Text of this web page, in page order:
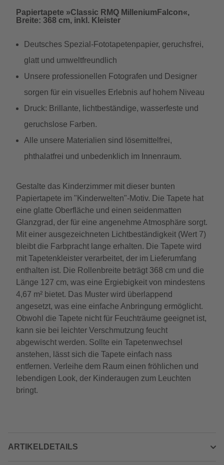
Papiertapete »Classic RMQ MilleniumFalcon«,
Breite: 368 cm, inkl. Kleister
Deutsches Spezial-Fototapetenpapier, geruchsfrei,
glatt und umweltfreundlich
Unsere professionellen Fotografen und Designer
sorgen für ein visuelles Erlebnis auf hohem Niveau
Druck: Brillante, lichtbeständige, wasserfeste und
geruchslose Farben.
Alle unsere Materialien sind lösemittelfrei,
phthalatfrei und unbedenklich im Innenraum.
Gestalte das Kinderzimmer mit dieser bunten
Papiertapete im "Kinderwelten"-Motiv. Die Tapete hat
eine glatte Oberfläche und einen seidenmatten
Glanzgrad, der für eine angenehme Atmosphäre sorgt.
Mit einer ausgezeichneten Lichtbeständigkeit (Wert 7)
bleibt die Farbpracht lange erhalten. Die Tapete wird
mit Tapetenkleister verarbeitet, der im Lieferumfang
enthalten ist. Die Rollenbreite beträgt 368 cm und die
Länge 127 cm, was eine Ergiebigkeit von mindestens
4,67 m² bietet. Das Muster wird überlappend
angesetzt, was eine einfache Anbringung ermöglicht.
Obwohl die Tapete nicht für Feuchträume geeignet ist,
kann sie bei leichter Verschmutzung feucht
abgewischt werden. Sollte ein Tapetenwechsel
anstehen, lässt sich die Tapete einfach nass
entfernen. Verleihe dem Raum einen fröhlichen und
lebendigen Look, der Kinderaugen zum Leuchten
bringt.
ARTIKELDETAILS